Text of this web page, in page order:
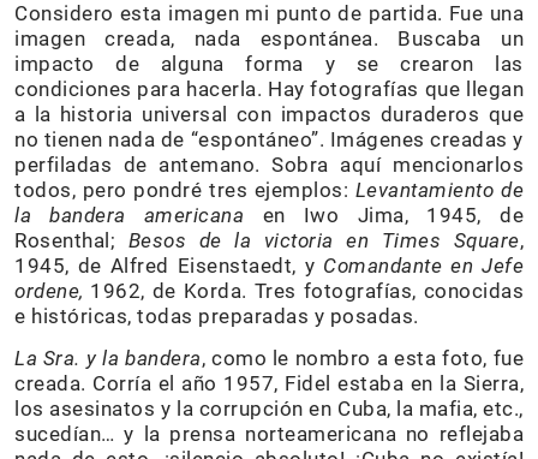
Considero esta imagen mi punto de partida. Fue una
imagen creada, nada espontánea. Buscaba un
impacto de alguna forma y se crearon las
condiciones para hacerla. Hay fotografías que llegan
a la historia universal con impactos duraderos que
no tienen nada de “espontáneo”. Imágenes creadas y
perfiladas de antemano. Sobra aquí mencionarlos
todos, pero pondré tres ejemplos: Levantamiento de
la bandera americana en Iwo Jima, 1945, de
Rosenthal; Besos de la victoria en Times Square,
1945, de Alfred Eisenstaedt, y Comandante en Jefe
ordene, 1962, de Korda. Tres fotografías, conocidas
e históricas, todas preparadas y posadas.
La Sra. y la bandera, como le nombro a esta foto, fue
creada. Corría el año 1957, Fidel estaba en la Sierra,
los asesinatos y la corrupción en Cuba, la mafia, etc.,
sucedían… y la prensa norteamericana no reflejaba